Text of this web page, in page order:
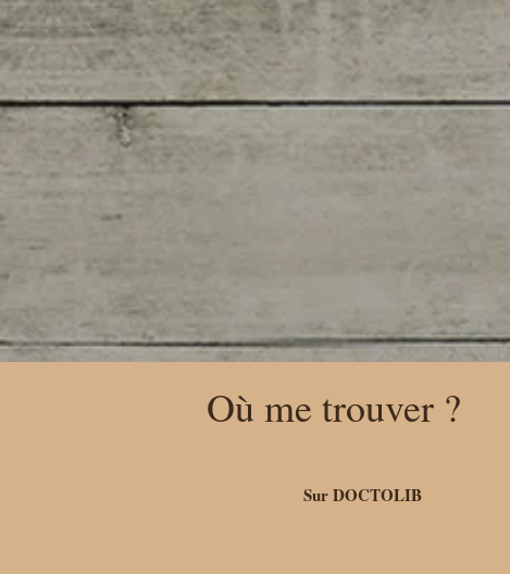
Où me trouver ?
Sur DOCTOLIB